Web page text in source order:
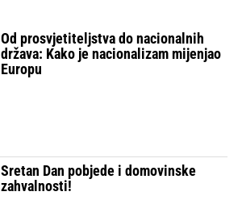
Od prosvjetiteljstva do nacionalnih
država: Kako je nacionalizam mijenjao
Europu
Sretan Dan pobjede i domovinske
zahvalnosti!